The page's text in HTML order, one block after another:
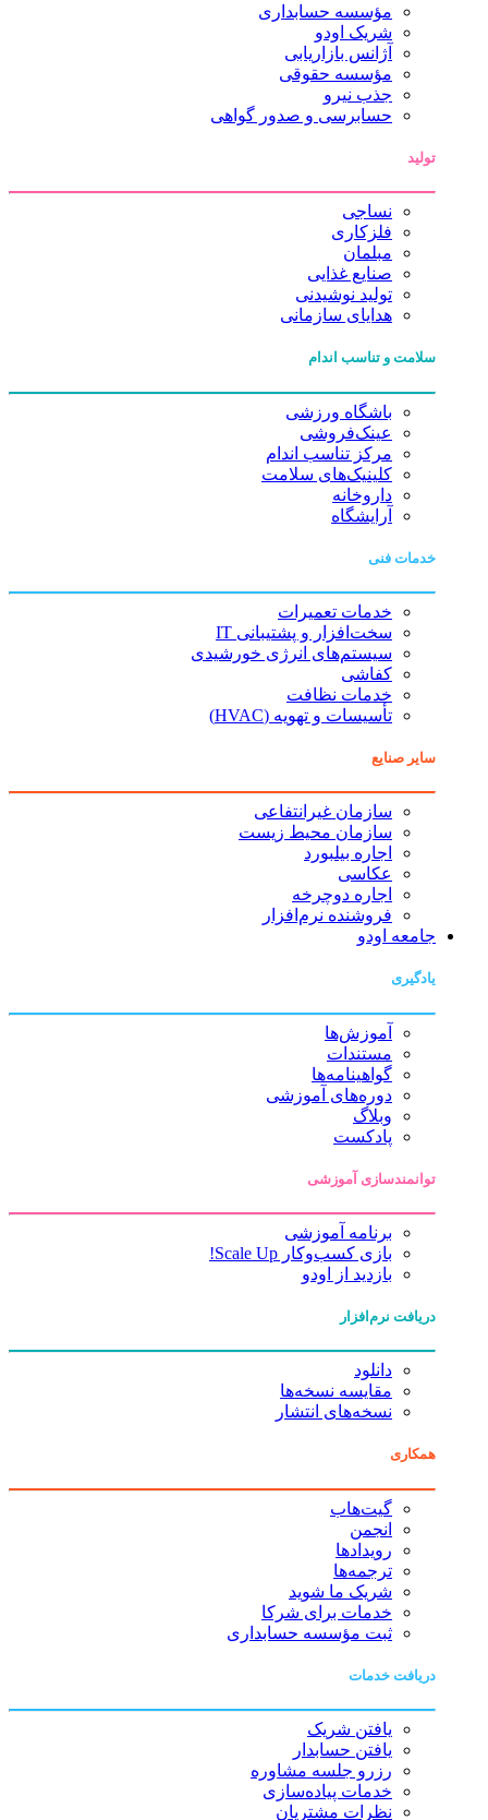
مؤسسه حسابداری
شریک اودو
آژانس بازاریابی
مؤسسه حقوقی
جذب نیرو
حسابرسی و صدور گواهی
تولید
نساجی
فلزکاری
مبلمان
صنایع غذایی
تولید نوشیدنی
هدایای سازمانی
سلامت و تناسب اندام
باشگاه ورزشی
عینک‌فروشی
مرکز تناسب اندام
کلینیک‌های سلامت
داروخانه
آرایشگاه
خدمات فنی
خدمات تعمیرات
سخت‌افزار و پشتیبانی IT
سیستم‌های انرژی خورشیدی
کفاشی
خدمات نظافت
تأسیسات و تهویه (HVAC)
سایر صنایع
سازمان غیرانتفاعی
سازمان محیط زیست
اجاره بیلبورد
عکاسی
اجاره دوچرخه
فروشنده نرم‌افزار
جامعه اودو
یادگیری
آموزش‌ها
مستندات
گواهینامه‌ها
دوره‌های آموزشی
وبلاگ
پادکست
توانمندسازی آموزشی
برنامه آموزشی
بازی کسب‌وکار Scale Up!
بازدید از اودو
دریافت نرم‌افزار
دانلود
مقایسه نسخه‌ها
نسخه‌های انتشار
همکاری
گیت‌هاب
انجمن
رویدادها
ترجمه‌ها
شریک ما شوید
خدمات برای شرکا
ثبت مؤسسه حسابداری
دریافت خدمات
یافتن شریک
یافتن حسابدار
رزرو جلسه مشاوره
خدمات پیاده‌سازی
نظرات مشتریان